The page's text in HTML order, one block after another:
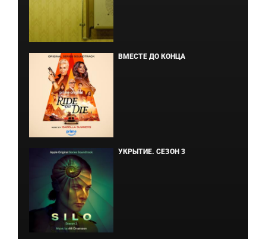
ВМЕСТЕ ДО КОНЦА
УКРЫТИЕ. СЕЗОН 3